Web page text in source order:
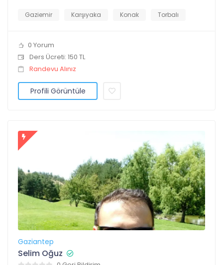
Gaziemir Karşıyaka Konak Torbalı
0 Yorum
Ders Ücreti: 150 TL
Randevu Alınız
Profili Görüntüle
Gaziantep
Selim Oğuz